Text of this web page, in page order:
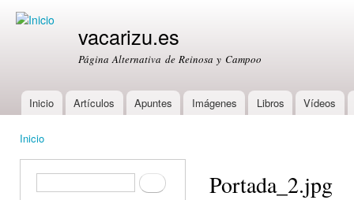
vacarizu.es
Página Alternativa de Reinosa y Campoo
Main menu
Inicio Artículos Apuntes Imágenes Libros Vídeos
Inicio
Formulario de búsquedaBuscar Portada_2.jpg